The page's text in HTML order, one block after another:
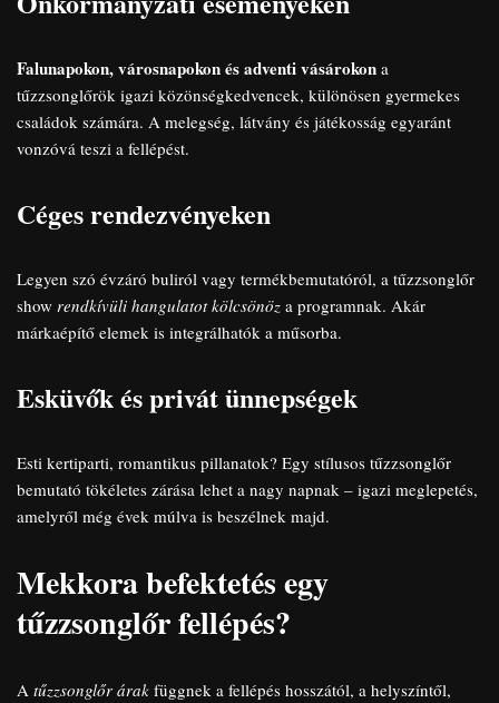
Falunapokon, városnapokon és adventi vásárokon a
tűzzsonglőrök igazi közönségkedvencek, különösen gyermekes
családok számára. A melegség, látvány és játékosság egyaránt
vonzóvá teszi a fellépést.
Céges rendezvényeken
Legyen szó évzáró buliról vagy termékbemutatóról, a tűzzsonglőr
show rendkívüli hangulatot kölcsönöz a programnak. Akár
márkaépítő elemek is integrálhatók a műsorba.
Esküvők és privát ünnepségek
Esti kertiparti, romantikus pillanatok? Egy stílusos tűzzsonglőr
bemutató tökéletes zárása lehet a nagy napnak – igazi meglepetés,
amelyről még évek múlva is beszélnek majd.
Mekkora befektetés egy
tűzzsonglőr fellépés?
A tűzzsonglőr árak függnek a fellépés hosszától, a helyszíntől,